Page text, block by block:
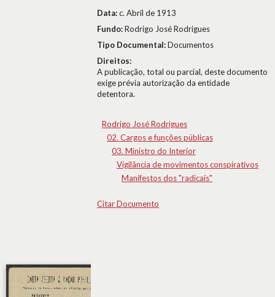
Data:c. Abril de 1913
Fundo:Rodrigo José Rodrigues
Tipo Documental:Documentos
Direitos:
A publicação, total ou parcial, deste documento
exige prévia autorização da entidade
detentora.
Rodrigo José Rodrigues
02. Cargos e funções públicas
03. Ministro do Interior
Vigilância de movimentos conspirativos
Manifestos dos "radicais"
Citar Documento